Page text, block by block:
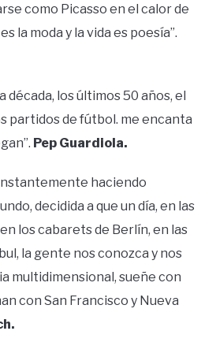
como Picasso en el calor de
la moda y la vida es poesía”.
década, los últimos 50 años, el
partidos de fútbol. me encanta
Pep Guardiola.
haciendo
decidida a que un día, en las
los cabarets de Berlín, en las
la gente nos conozca y nos
multidimensional, sueñe con
con San Francisco y Nueva